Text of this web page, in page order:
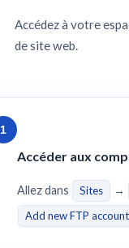
Accédez à votre
de site web.
1
Accéder aux
Allez dans Sites →
Add new FTP account